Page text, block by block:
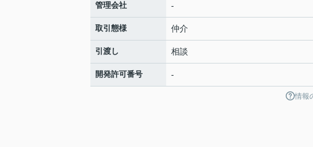
管理会社 -
取引態様 仲介
引渡し 相談
開発許可番号 -
情報